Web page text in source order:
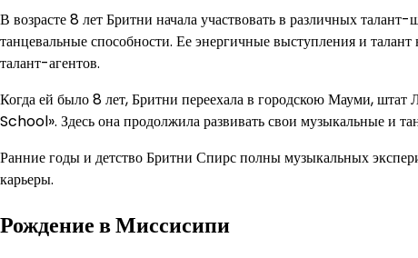
В возрасте 8 лет Бритни начала участвовать в различных
танцевальные способности. Ее энергичные выступления и
талант-агентов.
Когда ей было 8 лет, Бритни переехала в городскою Мауми,
School». Здесь она продолжила развивать свои музыкальные и
Ранние годы и детство Бритни Спирс полны музыкальных
карьеры.
Рождение в Миссисипи